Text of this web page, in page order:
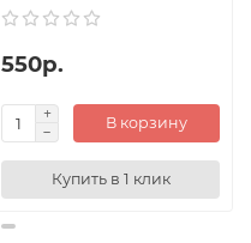
550р.
В корзину
Купить в 1 клик